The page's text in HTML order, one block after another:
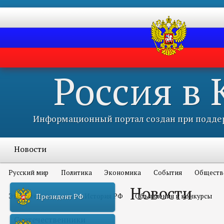
Россия в
Информационный портал создан при
Новости
Русский мир Политика Экономика События
Это интересно всем История РФ Объявления и конкурсы
Соотечественники
Президент РФ Новости